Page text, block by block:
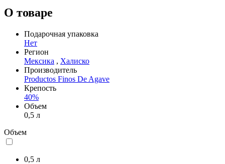
О товаре
Подарочная упаковка
Нет
Регион
Мексика , Халиско
Производитель
Productos Finos De Agave
Крепость
40%
Объем
0,5 л
Объем
0,5 л